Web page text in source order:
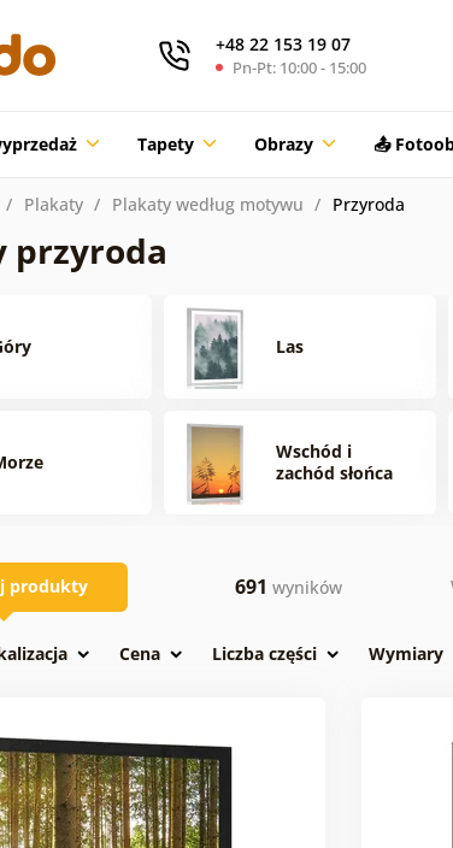
+48 22 153 19 07
Pn-Pt: 10:00 - 15:00
Tapety Obrazy 📤
Plakaty Plakaty według motywu Przyroda
przyroda
Las
Wschód i
zachód słońca
produkty 691 wyników
Cena Liczba części Wymiary